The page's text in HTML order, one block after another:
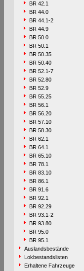
BR 42.1
BR 44.0
BR 44.1-2
BR 44.9
BR 50.0
BR 50.1
BR 50.35
BR 50.40
BR 52.1-7
BR 52.80
BR 52.9
BR 55.25
BR 56.1
BR 56.20
BR 57.10
BR 58.30
BR 62.1
BR 64.1
BR 65.10
BR 78.1
BR 83.10
BR 86.1
BR 91.6
BR 92.1
BR 92.29
BR 93.1-2
BR 93.80
BR 95.0
BR 95.1
Auslandsbestände
Lokbestandslisten
Erhaltene Fahrzeuge